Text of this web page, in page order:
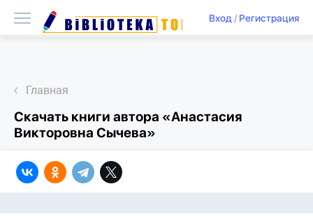
Вход/ Регистрация
Главная
Скачать книги автора «Анастасия
Викторовна Сычева»